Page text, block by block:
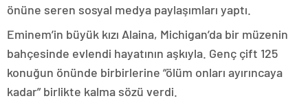
önüne seren sosyal medya paylaşımları yaptı.
Eminem’in büyük kızı Alaina, Michigan’da bir müzenin
bahçesinde evlendi hayatının aşkıyla. Genç çift 125
konuğun önünde birbirlerine “ölüm onları ayırıncaya
kadar” birlikte kalma sözü verdi.